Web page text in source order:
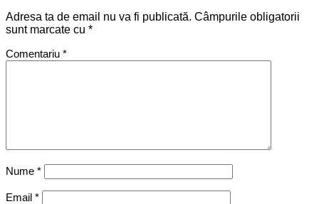
Adresa ta de email nu va fi publicată. Câmpurile obligatorii
sunt marcate cu *
Comentariu *
Nume *
Email *